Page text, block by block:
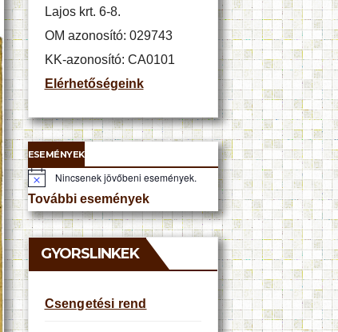
Lajos krt. 6-8.
OM azonosító: 029743
KK-azonosító: CA0101
Elérhetőségeink
ESEMÉNYEK
N
o
t
i
c
e
Nincsenek jövőbeni események.
További események
GYORSLINKEK
Csengetési rend